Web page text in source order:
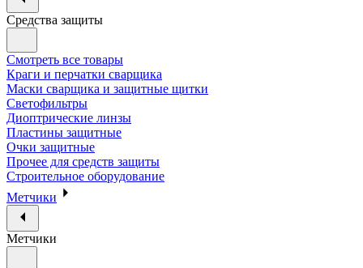
Средства защиты
Смотреть все товары
Краги и перчатки сварщика
Маски сварщика и защитные щитки
Светофильтры
Диоптрические линзы
Пластины защитные
Очки защитные
Прочее для средств защиты
Строительное оборудование
Метчики
Метчики